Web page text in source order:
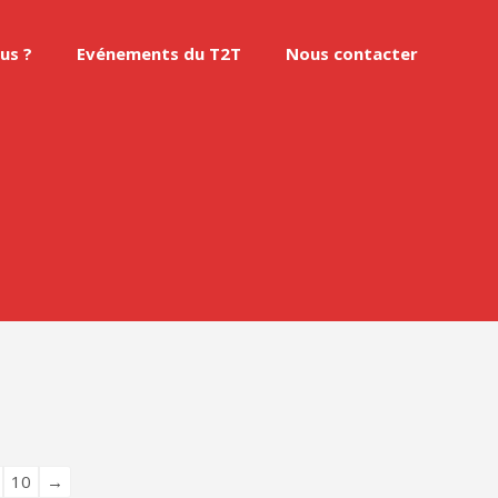
? Evénements du T2T Nous contacter
10
→